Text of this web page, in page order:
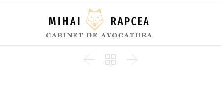
  